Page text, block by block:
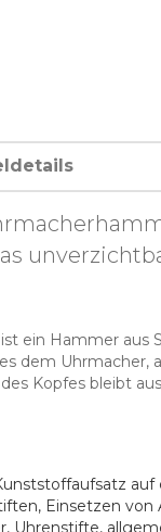
ein Hammer
dem Uhrmacher,
Kopfes bleibt
auf
Einsetzen
Uhrenstifte,